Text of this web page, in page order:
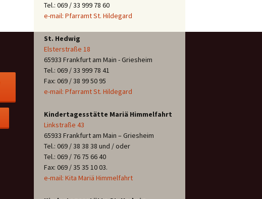
Tel.: 069 / 33 999 78 60
e-mail: Pfarramt St. Hildegard
St. Hedwig
Elsterstraße 18
65933 Frankfurt am Main - Griesheim
Tel.: 069 / 33 999 78 41
Fax: 069 / 38 99 50 95
e-mail: Pfarramt St. Hildegard
Kindertagesstätte Mariä Himmelfahrt
Linkstraße 43
65933 Frankfurt am Main – Griesheim
Tel.: 069 / 38 38 38 und / oder
Tel.: 069 / 76 75 66 40
Fax: 069 / 35 35 10 03.
e-mail: Kita Mariä Himmelfahrt